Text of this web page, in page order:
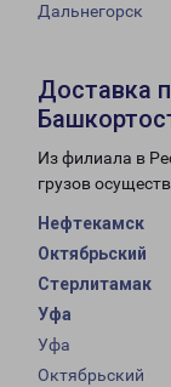
Дальнегорск
Доставка
Из филиала в
грузов
Нефтекамск
Октябрьский
Стерлитамак
Уфа
Уфа
Октябрьский